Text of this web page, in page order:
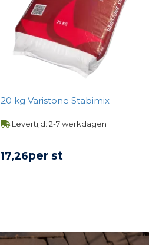
20 kg Varistone Stabimix
Levertijd: 2-7 werkdagen
17,26per st